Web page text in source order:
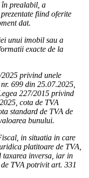
în prealabil, a
fiind oferite
dat.
unui imobil sau a
exacte de la
privind unele
699 din 25.07.2025,
227/2015 privind
cota de TVA
standard de TVA de
bunului.
in situatia in care
platitoare de TVA,
inversa, iar in
TVA potrivit art. 331